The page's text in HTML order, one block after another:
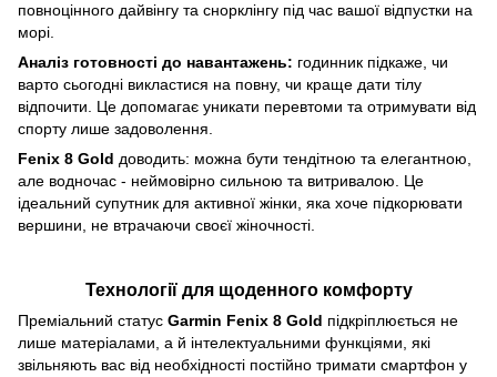
повноцінного дайвінгу та снорклінгу під час вашої відпустки на
морі.
Аналіз готовності до навантажень: годинник підкаже, чи
варто сьогодні викластися на повну, чи краще дати тілу
відпочити. Це допомагає уникати перевтоми та отримувати від
спорту лише задоволення.
Fenix 8 Gold доводить: можна бути тендітною та елегантною,
але водночас - неймовірно сильною та витривалою. Це
ідеальний супутник для активної жінки, яка хоче підкорювати
вершини, не втрачаючи своєї жіночності.
Технології для щоденного комфорту
Преміальний статус Garmin Fenix 8 Gold підкріплюється не
лише матеріалами, а й інтелектуальними функціями, які
звільняють вас від необхідності постійно тримати смартфон у